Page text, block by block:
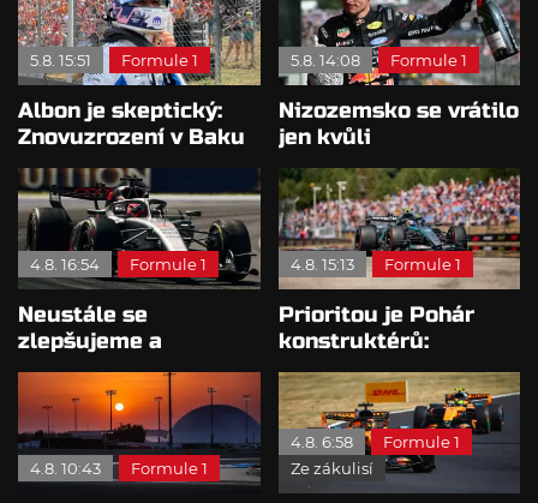
5.8. 15:51 Formule 1
Albon je skeptický:
Znovuzrození v Baku
nepovažuje za reálne
5.8. 14:08 Formule 1
Nizozemsko se vrátilo
jen kvůli
Verstappenovi, říká
Ecclestone
4.8. 16:54 Formule 1
Neustále se
zlepšujeme a
rosteme, chválí Audi
McNish
4.8. 15:13 Formule 1
Prioritou je Pohár
konstruktérů:
Mercedesu je jedno,
kdo zvítězí
4.8. 10:43 Formule 1
4.8. 6:58
Formule 1
Ze zákulisí